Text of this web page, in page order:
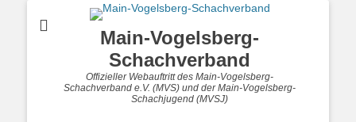
Main-Vogelsberg-
Schachverband
Offizieller Webauftritt des Main-Vogelsberg-
Schachverband e.V. (MVS) und der Main-Vogelsberg-
Schachjugend (MVSJ)